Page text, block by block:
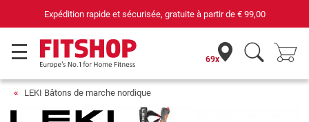
rapide et sécurisée, gratuite à partir de€ 99,00
69x
LEKI Bâtons de marche nordique